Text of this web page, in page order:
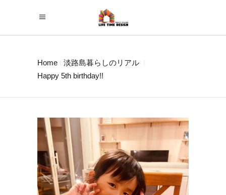
Home
淡路島暮らしのリアル
Happy 5th birthday!!